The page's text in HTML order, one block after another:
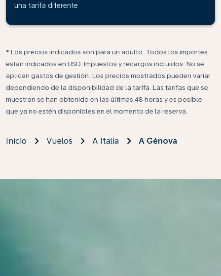
una tarifa diferente
* Los precios indicados son para un adulto. Todos los importes
están indicados en USD. Impuestos y recargos incluidos. No se
aplican gastos de gestión. Los precios mostrados pueden variar
dependiendo de la disponibilidad de la tarifa. Las tarifas que se
muestran se han obtenido en las últimas 48 horas y es posible
que ya no estén disponibles en el momento de la reserva.
Inicio Vuelos A Italia A Génova